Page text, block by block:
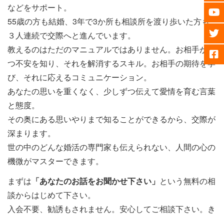
などをサポート。
55歳の方も結婚、3年で3か所も相談所を渡り歩いた方も
３人連続で交際へと進んでいます。
教えるのはただのマニュアルではありません。お相手が持
つ不安を知り、それを解消するスキル。お相手の期待を学
び、それに応えるコミュニケーション。
あなたの思いを重くなく、少しずつ伝えて愛情を育む言葉
と態度。
その奥にある思いやりまで知ることができるから、交際が
深まります。
世の中のどんな婚活の専門家も伝えられない、人間の心の
機微がマスターできます。
まずは 「あなたのお話をお聞かせ下さい」 という無料の相
談からはじめて下さい。
入会不要、勧誘もされません。安心してご相談下さい。き